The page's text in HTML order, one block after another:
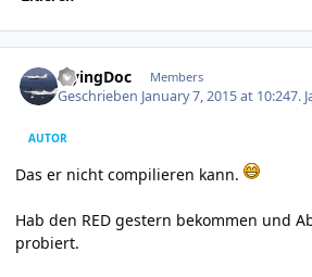
FlyingDoc Members
Geschrieben January 7, 2015 at 10:247.
AUTOR
Das er nicht compilieren kann.
Hab den RED gestern bekommen und
probiert.